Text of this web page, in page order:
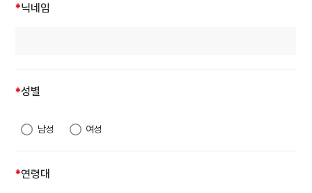
*닉네임
*성별
남성 여성
*연령대